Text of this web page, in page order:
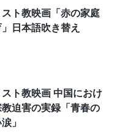
スト教映画「赤の家庭
日本語吹き替え
ト教映画 中国におけ
教迫害の実録「青春の
」